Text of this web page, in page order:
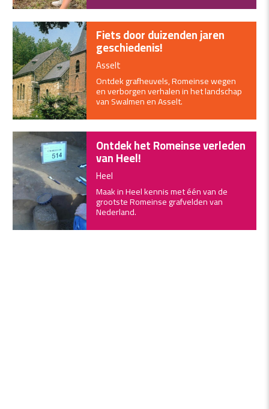
Fiets door duizenden jaren
geschiedenis!
Asselt
Ontdek grafheuvels, Romeinse wegen
en verborgen verhalen in het landschap
van Swalmen en Asselt.
Ontdek het Romeinse verleden
van Heel!
Heel
Maak in Heel kennis met één van de
grootste Romeinse grafvelden van
Nederland.